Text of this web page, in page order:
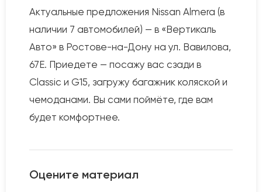
Актуальные предложения Nissan Almera (в
наличии 7 автомобилей) — в «Вертикаль
Авто» в Ростове-на-Дону на ул. Вавилова,
67Е. Приедете — посажу вас сзади в
Classic и G15, загружу багажник коляской и
чемоданами. Вы сами поймёте, где вам
будет комфортнее.
Оцените материал